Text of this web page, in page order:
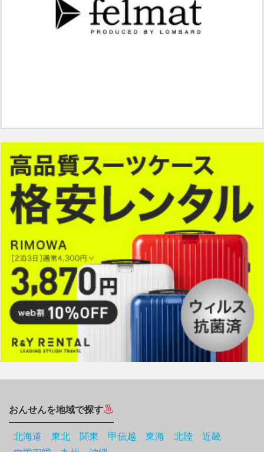
おんせんを地域で探す
北海道 東北 関東 甲信越 東海 北陸
近畿